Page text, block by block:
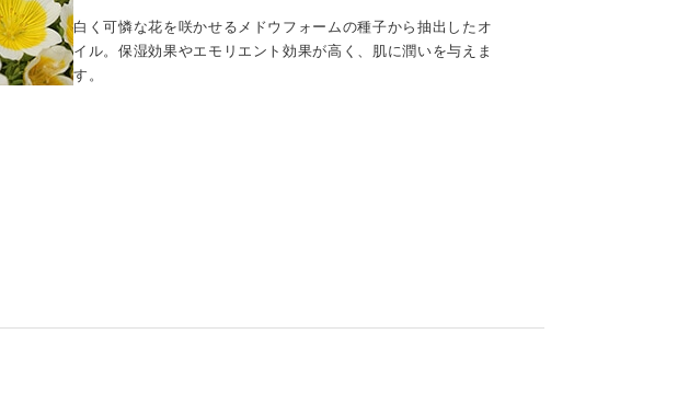
白く可憐な花を咲かせるメドウフォームの種子から抽出したオ
イル。保湿効果やエモリエント効果が高く、肌に潤いを与えま
す。